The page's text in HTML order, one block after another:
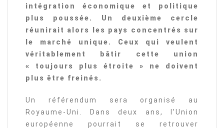
intégration économique et politique
plus poussée. Un deuxième cercle
réunirait alors les pays concentrés sur
le marché unique. Ceux qui veulent
véritablement bâtir cette union
« toujours plus étroite » ne doivent
plus être freinés.
Un référendum sera organisé au
Royaume-Uni. Dans deux ans, l’Union
européenne pourrait se retrouver